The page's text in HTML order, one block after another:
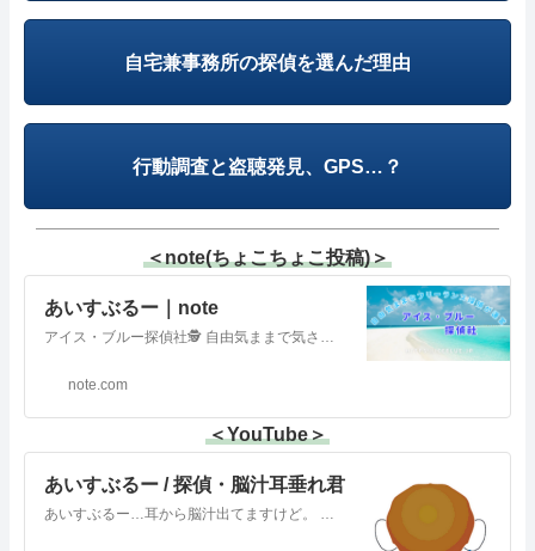
自宅兼事務所の探偵を選んだ理由
行動調査と盗聴発見、GPS…？
＜note(ちょこちょこ投稿)＞
あいすぶるー｜note
アイス・ブルー探偵社🕵️ 自由気ままで気さくなフリーランスの探偵さんが運営する調査・探偵事務所、興信所です😀 ２４時間・年中無休、秘密厳守・相談無料！ いつでも連絡が取れるようにしたスマホを持ち歩いてます😁 👆4大キャリア回線を契約😱 いつでも気軽にご連絡下さい😀
note.com
＜YouTube＞
あいすぶるー / 探偵・脳汁耳垂れ君
あいすぶるー…耳から脳汁出てますけど。 何か？ このチャンネルは、自由気ままで好き勝手に探偵事務所運営をしているフリーランスの探偵が、探偵業界に十数年間いる中で、たまたま見聞きしたり、実際に経験してきたコトを交えつつ… そこからの個人的な勝手な偏見や思い込みからの妄想話や愚痴話、テキトーな映像を好き勝手に、だらだら垂れ流してるだけのチャンネルです。 ※あ…